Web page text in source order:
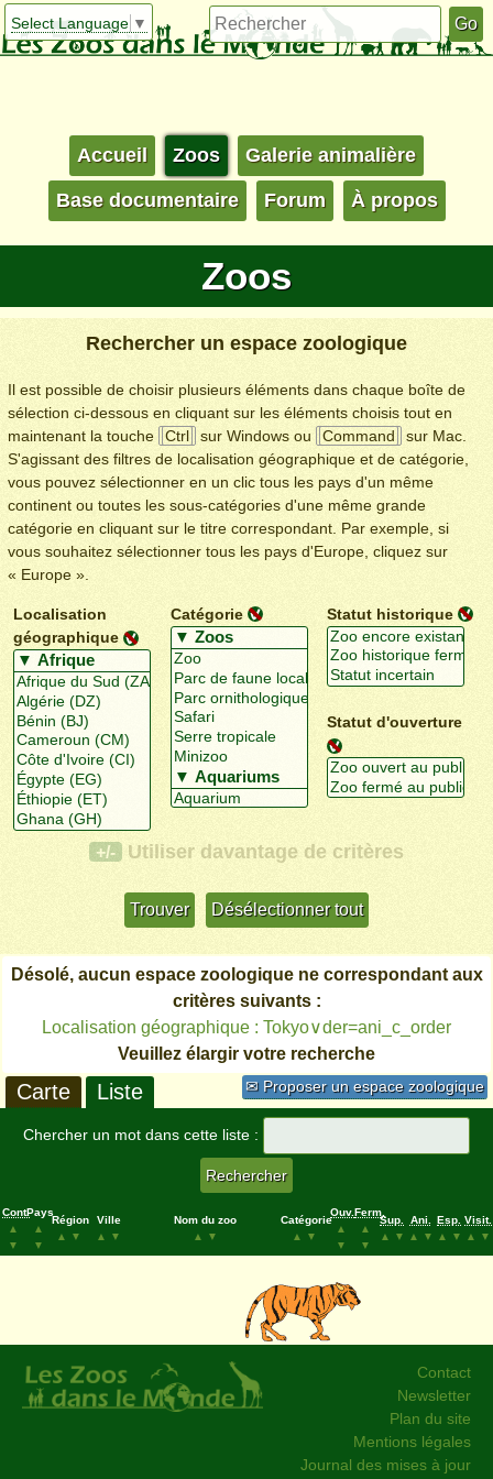
Select Language ▼
Accueil Zoos Galerie animalière
Base documentaire Forum À propos
Zoos
Rechercher un espace zoologique
Il est possible de choisir plusieurs éléments dans chaque boîte de
sélection ci-dessous en cliquant sur les éléments choisis tout en
maintenant la touche
Ctrl sur Windows ou Command
sur Mac.
S'agissant des filtres de localisation géographique et de catégorie,
vous pouvez sélectionner en un clic tous les pays d'un même
continent ou toutes les sous-catégories d'une même grande
catégorie en cliquant sur le titre correspondant. Par exemple, si
vous souhaitez sélectionner tous les pays d'Europe, cliquez sur
« Europe ».
Localisation
géographique
Catégorie Statut historique
Statut d'ouverture
+/- Utiliser davantage de critères
Désolé, aucun espace zoologique ne correspondant aux
critères suivants :
Localisation géographique : Tokyo∨der=ani_c_order
Veuillez élargir votre recherche
✉ Proposer un espace zoologique
Carte Liste
Chercher un mot dans cette liste :
Cont.
▲
▼
Pays
▲
▼
Région
▲
▼
Ville
▲
▼
Nom du zoo
▲
▼
Catégorie
▲
▼
Ouv.
▲
▼
Ferm.
▲
▼
Sup.
▲
▼
Ani.
▲
▼
Esp.
▲
▼
Visit.
▲
▼
Contact
Newsletter
Plan du site
Mentions légales
Journal des mises à jour